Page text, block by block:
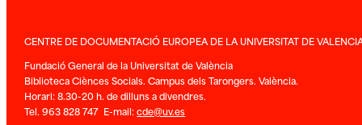
CENTRE DE DOCUMENTACIÓ EUROPEA DE LA UNIVERSITAT DE
Fundació General de la Universitat de València
Biblioteca Ciènces Socials. Campus dels Tarongers. València.
Horari: 8.30-20 h. de dilluns a divendres.
Tel. 963 828 747 E-mail:cde@uv.es